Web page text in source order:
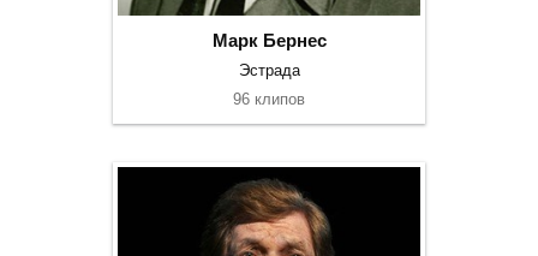
Марк Бернес
Эстрада
96 клипов